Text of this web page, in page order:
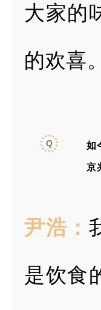
大家的
的欢喜。
Q 如
京
尹浩：
是饮食